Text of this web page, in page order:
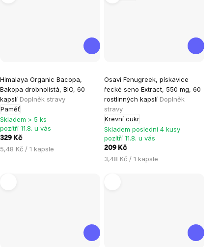
Himalaya Organic Bacopa,
Bakopa drobnolistá, BIO, 60
kapslí Doplněk stravy
Paměť
Skladem > 5 ks
pozítří 11.8. u vás
329 Kč
Měrná
5,48 Kč / 1 kapsle
Osavi Fenugreek, pískavice
řecké seno Extract, 550 mg, 60
rostlinných kapslí Doplněk
stravy
Krevní cukr
Skladem poslední 4 kusy
pozítří 11.8. u vás
209 Kč
Měrná
3,48 Kč / 1 kapsle